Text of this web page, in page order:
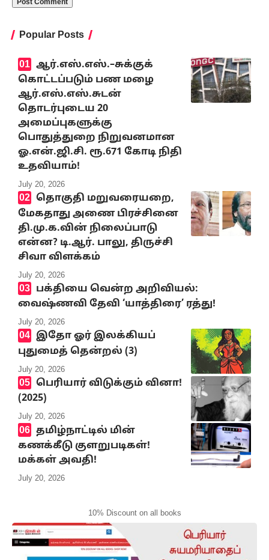
Popular Posts
ஆர்.எஸ்.எஸ்.–சுக்குக்
கொட்டப்படும் பண மழை
ஆர்.எஸ்.எஸ்.சுடன்
தொடர்புடைய 20
அமைப்புகளுக்கு
பொதுத்துறை நிறுவனமான
ஓ.என்.ஜி.சி. ரூ.671 கோடி நிதி
உதவியாம்!
July 20, 2026
தொகுதி மறுவரையறை,
மேகதாது அணை பிரச்சினை
தி.மு.க.வின் நிலைப்பாடு
என்ன? டி.ஆர். பாலு, திருச்சி
சிவா விளக்கம்
July 20, 2026
பக்தியை வென்ற அறிவியல்:
வைஷ்ணவி தேவி ‘யாத்திரை’ ரத்து!
July 20, 2026
இதோ ஓர் இலக்கியப்
புதுமைத் தென்றல் (3)
July 20, 2026
பெரியார் விடுக்கும் வினா!
(2025)
July 20, 2026
தமிழ்நாட்டில் மின்
கணக்கீடு குளறுபடிகள்!
மக்கள் அவதி!
July 20, 2026
10% Discount on all books